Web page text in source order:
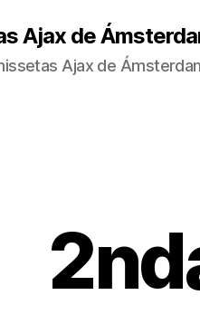
Ajax de
Ajax de